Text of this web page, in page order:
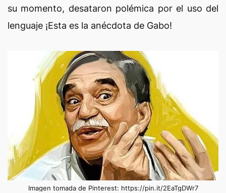
su momento, desataron polémica por el uso del
lenguaje ¡Esta es la anécdota de Gabo!
Imagen tomada de Pinterest: https://pin.it/2EaTgDWr7